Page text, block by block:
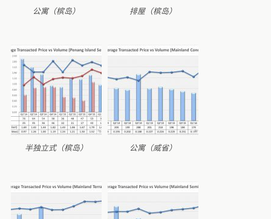
公寓（槟岛） 排屋（槟岛）
半独立式（槟岛） 公寓（威省）